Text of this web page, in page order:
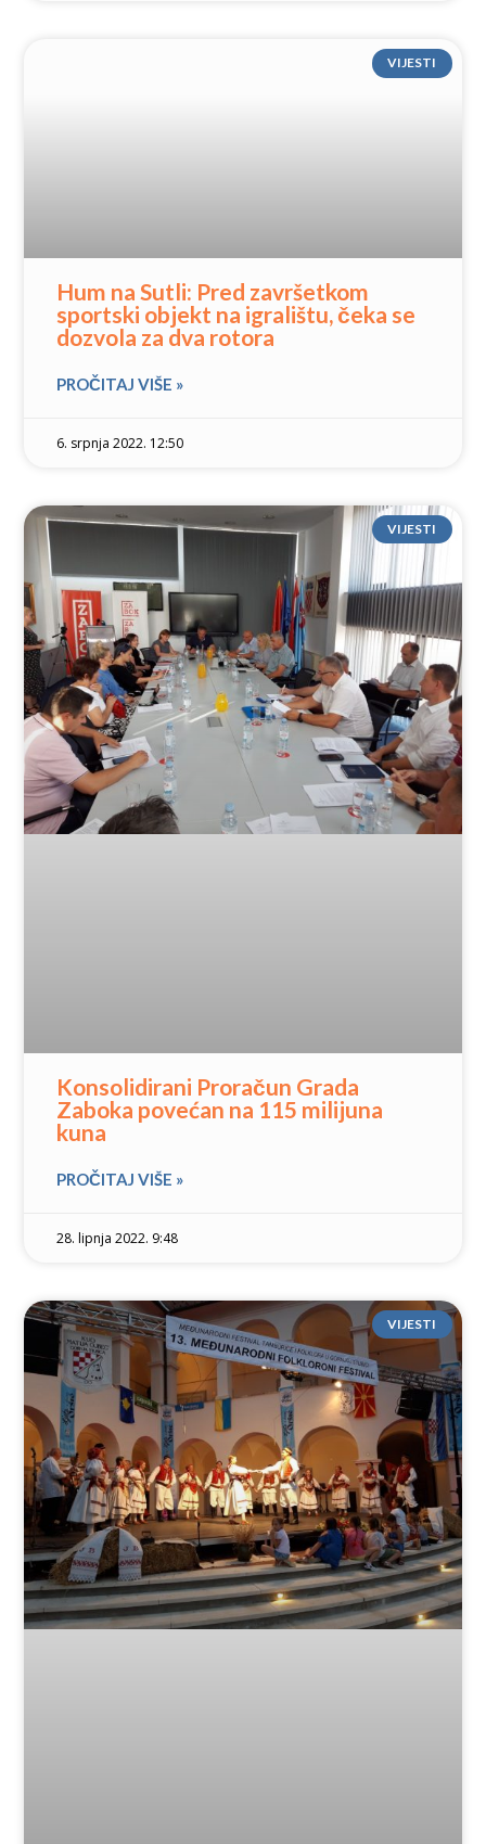
VIJESTI
Hum na Sutli: Pred završetkom
sportski objekt na igralištu, čeka se
dozvola za dva rotora
PROČITAJ VIŠE »
6. srpnja 2022. 12:50
VIJESTI
Konsolidirani Proračun Grada
Zaboka povećan na 115 milijuna
kuna
PROČITAJ VIŠE »
28. lipnja 2022. 9:48
VIJESTI